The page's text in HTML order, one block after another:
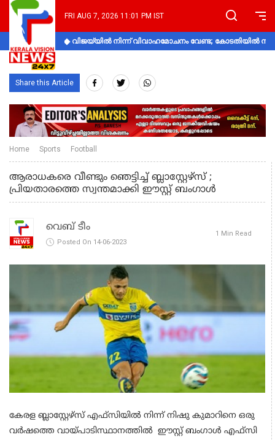
FRI AUG 7, 2026 11:01 PM IST
വിജയ്‌യിൽ നിന്ന് വിവാഹമോചനം വേണ്ട; കോടതിയിൽ
Share this Article
Home Sports Football
ആരാധകരെ വീണ്ടും ഞെട്ടിച്ച് ബ്ലാസ്റ്റേഴ്സ് ;
പ്രിയതാരത്തെ സ്വന്തമാക്കി ഈസ്റ്റ് ബംഗാള്‍
വെബ് ടീം
Posted On 14-06-2023
1 Min Read
കേരള ബ്ലാസ്റ്റേഴ്‌സ് എഫ്‌സിയിൽ നിന്ന് നിഷു കുമാറിനെ ഒരു
വർഷത്തെ വായ്പാടിസ്ഥാനത്തിൽ ഈസ്റ്റ് ബംഗാൾ എഫ്‌സി